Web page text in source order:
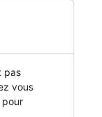
pas
vous